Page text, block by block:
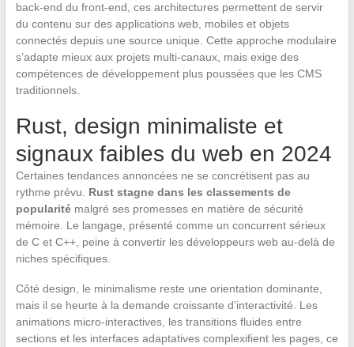
back-end du front-end, ces architectures permettent de servir
du contenu sur des applications web, mobiles et objets
connectés depuis une source unique. Cette approche modulaire
s’adapte mieux aux projets multi-canaux, mais exige des
compétences de développement plus poussées que les CMS
traditionnels.
Rust, design minimaliste et
signaux faibles du web en 2024
Certaines tendances annoncées ne se concrétisent pas au
rythme prévu. Rust stagne dans les classements de
popularitémalgré ses promesses en matière de sécurité
mémoire. Le langage, présenté comme un concurrent sérieux
de C et C++, peine à convertir les développeurs web au-delà de
niches spécifiques.
Côté design, le minimalisme reste une orientation dominante,
mais il se heurte à la demande croissante d’interactivité. Les
animations micro-interactives, les transitions fluides entre
sections et les interfaces adaptatives complexifient les pages, ce